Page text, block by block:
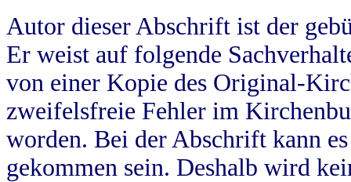
Autor dieser Abschrift ist der
Er weist auf folgende
von einer Kopie des Original-
zweifelsfreie Fehler im
worden. Bei der Abschrift kann
gekommen sein. Deshalb wird